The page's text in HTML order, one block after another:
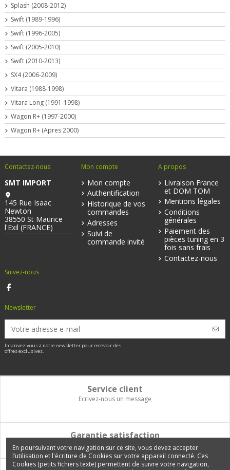
Splash (2008-2012)
Swift (1989-1996)
Swift (1996-2005)
Swift (2005-2010)
Swift (2010-2013)
SX4 (2006-2009)
Vitara (1988-1998)
Vitara Long (1991-1998)
Wagon R+ (1997-2000)
Wagon R+ (Apres 2000)
Contactez-nous
SMT IMPORT
145 Rue Isaac
Newton
38550 St Maurice
l'Exil (FRANCE)
Mon compte
Mon compte
Authentification
Historique de vos
commandes
Adresses
Suivi de
commande invité
A propos
Livraison France
et DOM TOM
Mentions légales
Conditions
générales
Paiement des
pièces tuning en 3
fois sans frais
Contactez-nous
Suivez-nous
Newsletter
Inscrivez-vous à notre newsletter pour recevoir des
offres exclusives.
Service client
Ecrivez-nous un message
Garantie satisfaction
Vous disposez de 14 jours pour changer d'avis et être remboursé
En poursuivant votre navigation sur ce site, vous devez accepter
l’utilisation et l'écriture de Cookies sur votre appareil connecté. Ces
Cookies (petits fichiers texte) permettent de suivre votre navigation,